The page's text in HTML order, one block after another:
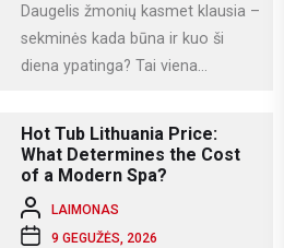
Daugelis žmonių kasmet klausia –
sekminės kada būna ir kuo ši
diena ypatinga? Tai viena
Hot Tub Lithuania Price:
What Determines the Cost
of a Modern Spa?
LAIMONAS
9 GEGUŽĖS, 2026